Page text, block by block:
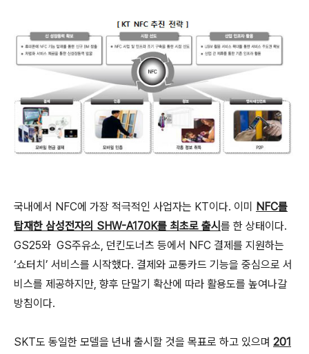
국내에서 NFC에 가장 적극적인 사업자는 KT이다. 이미
NFC를
탑재한 삼성전자의 SHW-A170K를 최초로 출시 를 한 상태이다.
GS25와 GS주유소, 던킨도너츠 등에서 NFC 결제를 지원하는
‘쇼터치’ 서비스를 시작했다. 결제와 교통카드 기능을 중심으로 서
비스를 제공하지만, 향후 단말기 확산에 따라 활용도를 높여나갈
방침이다.
SKT도 동일한 모델을 년내 출시할 것을 목표로 하고 있으며 201